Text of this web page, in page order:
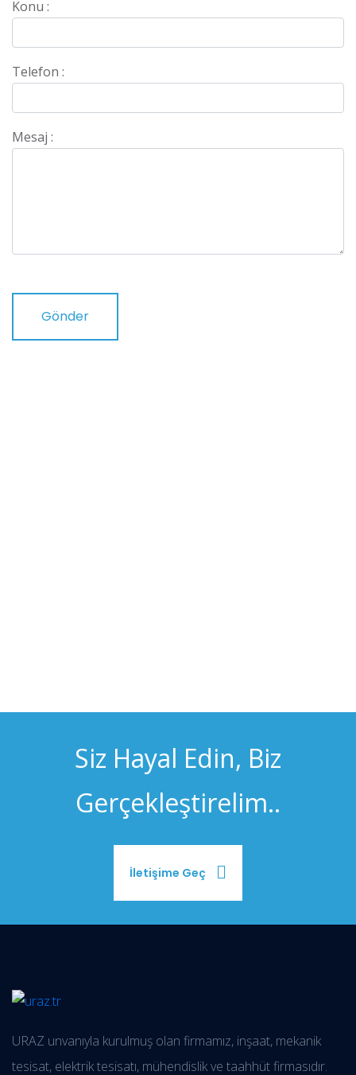
Konu :
Telefon :
Mesaj :
Gönder
Siz Hayal Edin, Biz
Gerçekleştirelim..
İletişime Geç
URAZ unvanıyla kurulmuş olan firmamız, inşaat, mekanik
tesisat, elektrik tesisatı, mühendislik ve taahhüt firmasıdır.